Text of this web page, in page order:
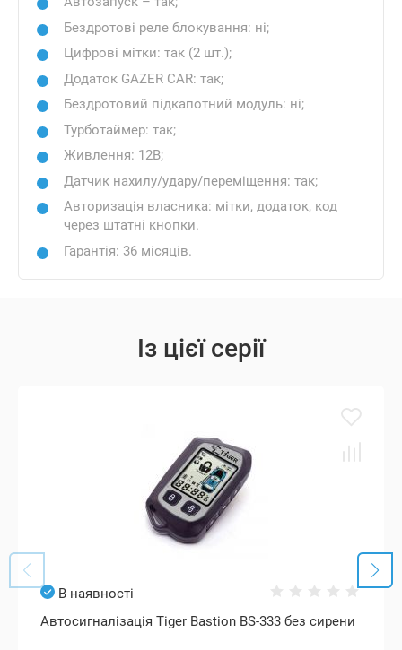
Бездротові реле блокування: ні;
Цифрові мітки: так (2 шт.);
Додаток GAZER CAR: так;
Бездротовий підкапотний модуль: ні;
Турботаймер: так;
Живлення: 12В;
Датчик нахилу/удару/переміщення: так;
Авторизація власника: мітки, додаток, код
через штатні кнопки.
Гарантія: 36 місяців.
Із цієї серії
В наявності
Автосигналізація Tiger Bastion BS-333 без сирени